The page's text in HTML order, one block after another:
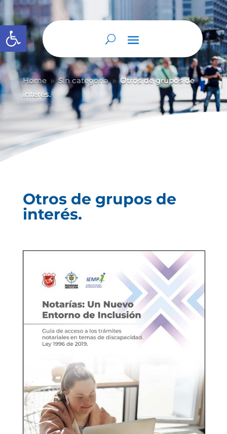
Abrir barra de herramientas
Home 9 Sin categoría 9 Otros de grupos de
interés.
Otros de grupos de
interés.